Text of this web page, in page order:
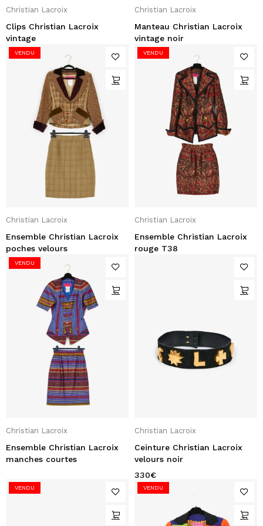
Christian Lacroix
Clips Christian Lacroix
vintage
Christian Lacroix
Manteau Christian Lacroix
vintage noir
VENDU
Christian Lacroix
Ensemble Christian Lacroix
poches velours
VENDU
Christian Lacroix
Ensemble Christian Lacroix
rouge T38
VENDU
Christian Lacroix
Ensemble Christian Lacroix
manches courtes
Christian Lacroix
Ceinture Christian Lacroix
velours noir
330€
VENDU VENDU